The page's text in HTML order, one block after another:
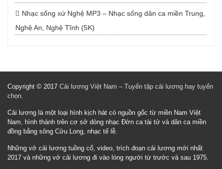
Nhạc sống xứ Nghệ MP3 – Nhạc sống dân ca miền Trung,
Nghệ An, Nghệ Tĩnh (5K)
Copyright © 2017 Cải lương Việt Nam – Tuyển tập cải lương hay tuyển
chọn.
Cải lương là một loại hình kịch hát có nguồn gốc từ miền Nam Việt
Nam, hình thành trên cơ sở dòng nhạc Đờn ca tài tử và dân ca miền
đồng bằng sông Cửu Long, nhạc tế lễ.
Những vở cải lương tuồng cổ, video, trích đoạn cải lương mới nhất
2017 và những vở cải lương đi vào lòng người từ trước và sau 1975.